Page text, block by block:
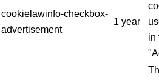
cookielawinfo-checkbox-
advertisement
1 year
in